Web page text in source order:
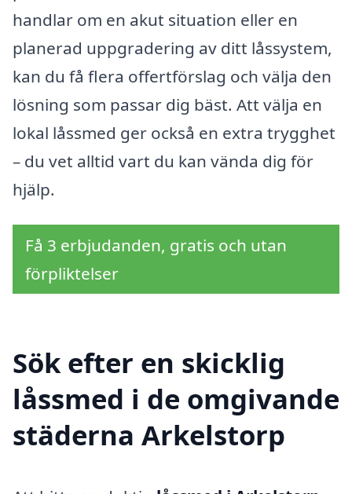
handlar om en akut situation eller en
planerad uppgradering av ditt låssystem,
kan du få flera offertförslag och välja den
lösning som passar dig bäst. Att välja en
lokal låssmed ger också en extra trygghet
– du vet alltid vart du kan vända dig för
hjälp.
Få 3 erbjudanden, gratis och utan
förpliktelser
Sök efter en skicklig
låssmed i de omgivande
städerna Arkelstorp